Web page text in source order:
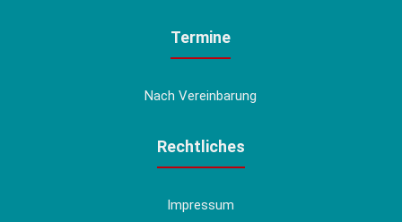
Termine
Nach Vereinbarung
Rechtliches
Impressum